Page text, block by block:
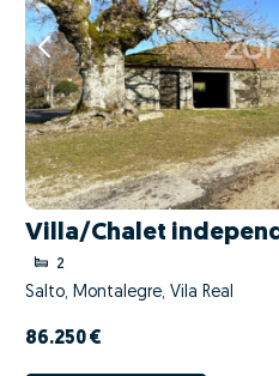
Villa/Chalet
2
Salto, Montalegre, Vila Real
86.250 €